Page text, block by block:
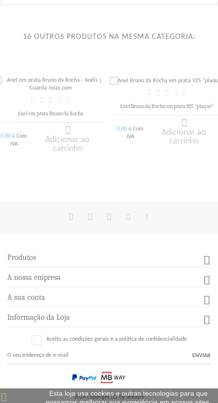
16 OUTROS PRODUTOS NA MESMA CATEGORIA:
Anel em prata Bruno da Rocha
0,00 €Com
IVA
Adicionar ao
carrinho
Anel Bruno da Rocha em prata 925 "plaqué"
0,00 €Com
IVA
Adicionar ao
carrinho
Produtos 
A nossa empresa 
A sua conta 
Informação da Loja 
Esta loja usa cookies e outras tecnologias para que
2024 Copyright (C) by Jewelry
Aceito as condições gerais e a política de confidencialidade
ENVIAR